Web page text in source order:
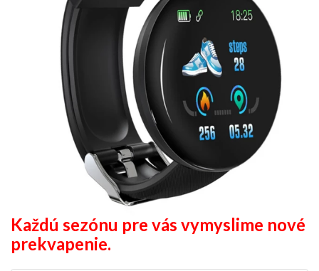
Každú sezónu pre vás vymyslime nové
prekvapenie.